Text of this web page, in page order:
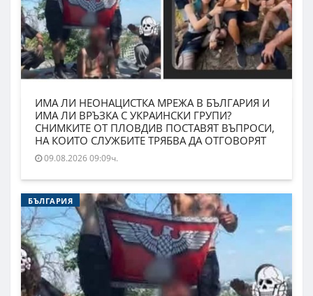
ИМА ЛИ НЕОНАЦИСТКА МРЕЖА В БЪЛГАРИЯ И
ИМА ЛИ ВРЪЗКА С УКРАИНСКИ ГРУПИ?
СНИМКИТЕ ОТ ПЛОВДИВ ПОСТАВЯТ ВЪПРОСИ,
НА КОИТО СЛУЖБИТЕ ТРЯБВА ДА ОТГОВОРЯТ
09.08.2026 09:09ч.
БЪЛГАРИЯ